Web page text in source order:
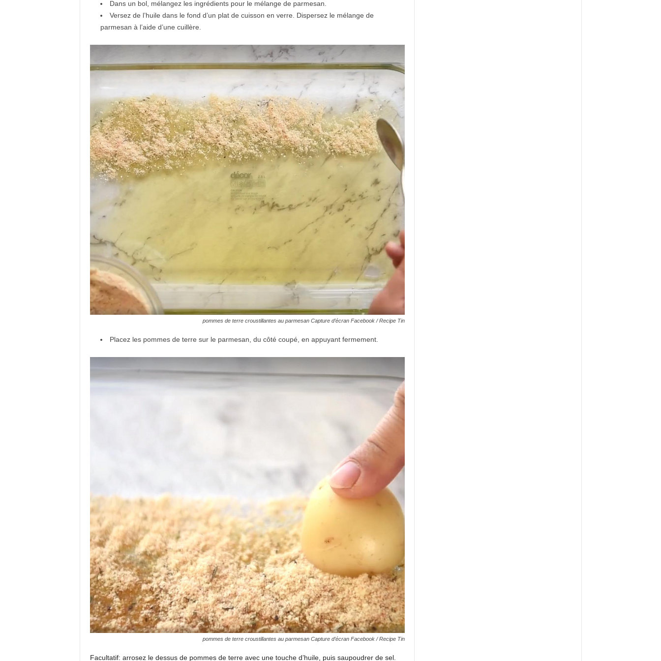
Dans un bol, mélangez les ingrédients pour le mélange de parmesan.
Versez de l’huile dans le fond d’un plat de cuisson en verre. Dispersez le mélange de
parmesan à l’aide d’une cuillère.
pommes de terre croustillantes au parmesan Capture d’écran Facebook / Recipe Tin
Placez les pommes de terre sur le parmesan, du côté coupé, en appuyant fermement.
pommes de terre croustillantes au parmesan Capture d’écran Facebook / Recipe Tin
Facultatif: arrosez le dessus de pommes de terre avec une touche d’huile, puis saupoudrer de sel.